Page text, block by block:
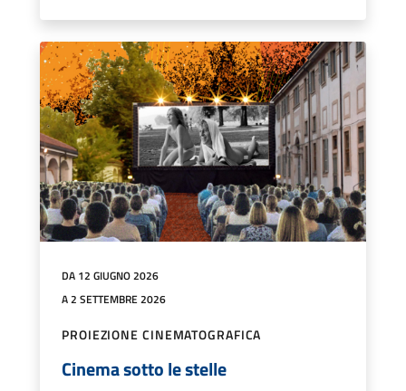
DA 12 GIUGNO 2026
A 2 SETTEMBRE 2026
PROIEZIONE CINEMATOGRAFICA
Cinema sotto le stelle